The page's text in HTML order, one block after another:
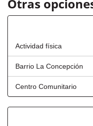
Otras
Actividad física
Barrio La Concepción
Centro Comunitario